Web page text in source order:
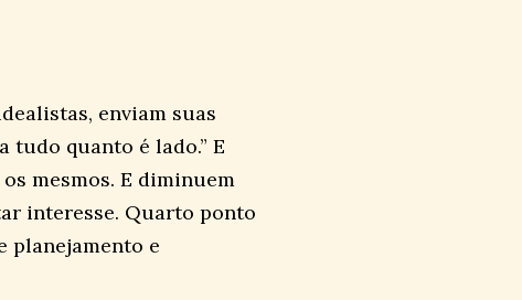
enviam suas
tudo quanto é lado.” E
mesmos. E diminuem
interesse. Quarto ponto
planejamento e